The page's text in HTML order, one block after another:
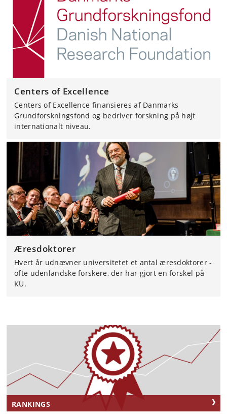
Centers of Excellence
Centers of Excellence finansieres af Danmarks
Grundforskningsfond og bedriver forskning på højt
internationalt niveau.
Æresdoktorer
Hvert år udnævner universitetet et antal æresdoktorer -
ofte udenlandske forskere, der har gjort en forskel på
KU.
RANKINGS